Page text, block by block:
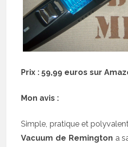
Prix : 59,99 euros sur
Mon avis :
Simple, pratique et
Vacuum de Remington a